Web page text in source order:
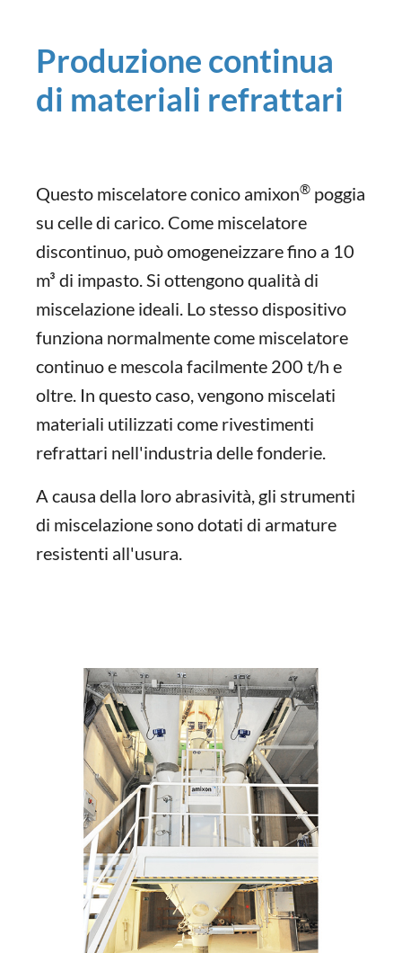
Produzione continua
di materiali refrattari
Questo miscelatore conico amixon® poggia
su celle di carico. Come miscelatore
discontinuo, può omogeneizzare fino a 10
m³ di impasto. Si ottengono qualità di
miscelazione ideali. Lo stesso dispositivo
funziona normalmente come miscelatore
continuo e mescola facilmente 200 t/h e
oltre. In questo caso, vengono miscelati
materiali utilizzati come rivestimenti
refrattari nell'industria delle fonderie.
A causa della loro abrasività, gli strumenti
di miscelazione sono dotati di armature
resistenti all'usura.